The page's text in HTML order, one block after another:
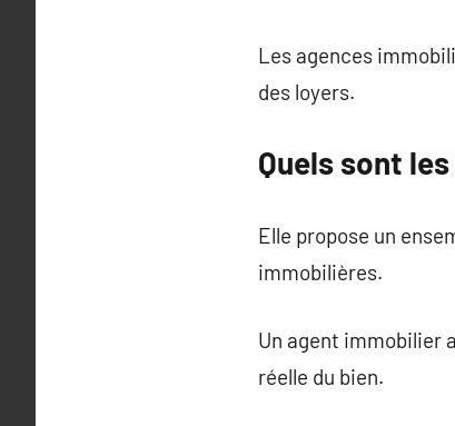
Les agences
des loyers.
Quels sont
Elle propose un
immobilières.
Un agent immobilier
réelle du bien.